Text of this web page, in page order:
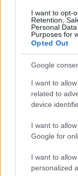
I want to opt-
Retention,
Personal
Purposes for
Opted Out
Google
I want to
related to
device
I want to
Google for
I want to
personalized
Οι
συνήθως